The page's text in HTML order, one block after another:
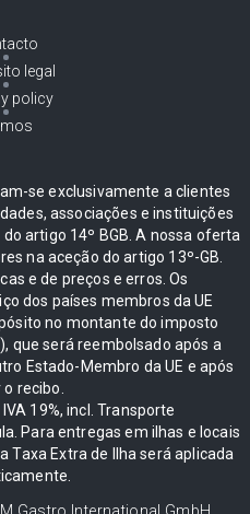
legal
policy
se exclusivamente a clientes
associações e instituições
artigo 14º BGB. A nossa oferta
na aceção do artigo 13º-GB.
e de preços e erros. Os
dos países membros da UE
no montante do imposto
que será reembolsado após a
Estado-Membro da UE e após
recibo.
19%, incl. Transporte
Para entregas em ilhas e locais
Taxa Extra de Ilha será aplicada